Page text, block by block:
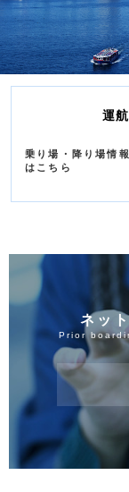
運
乗り場・降り場情
はこちら
ネッ
Prior